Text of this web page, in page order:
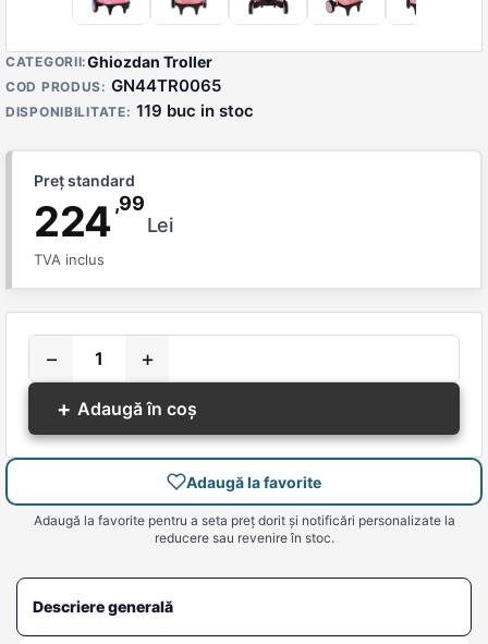
Detalii produs
CATEGORII:Ghiozdan Troller
COD PRODUS: GN44TR0065
DISPONIBILITATE: 119 buc in stoc
Preț standard
224 ,99
Lei
TVA inclus
−
+
+ Adaugă în coș
Adaugă la favorite
Adaugă la favorite pentru a seta preț dorit și notificări personalizate la
reducere sau revenire în stoc.
Descriere generală